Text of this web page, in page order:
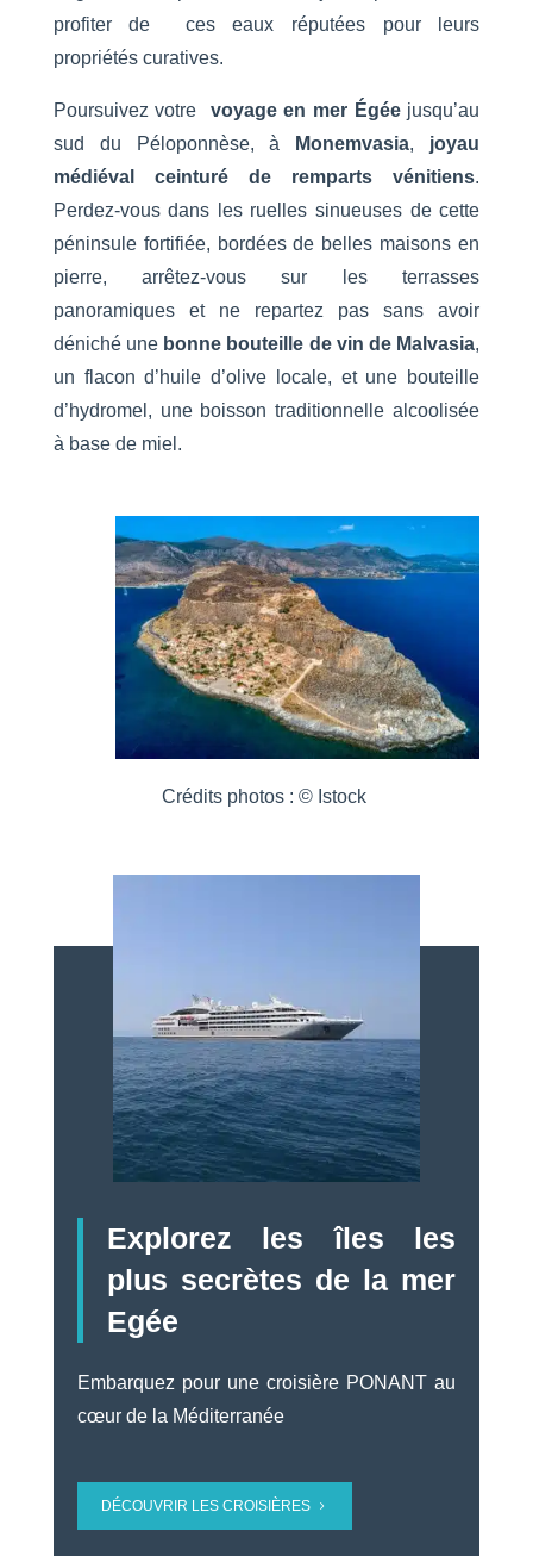
profiter de ces eaux réputées pour leurs
propriétés curatives.
Poursuivez votre voyage en mer Égéejusqu’au
sud du Péloponnèse, à
Monemvasia, joyau
médiéval ceinturé de remparts vénitiens.
Perdez-vous dans les ruelles sinueuses de cette
péninsule fortifiée, bordées de belles maisons en
pierre, arrêtez-vous sur les terrasses
panoramiques et ne repartez pas sans avoir
déniché une bonne bouteille de vin de Malvasia,
un flacon d’huile d’olive locale, et une bouteille
d’hydromel, une boisson traditionnelle alcoolisée
à base de miel.
Crédits photos : © Istock
Explorez les îles les
plus secrètes de la mer
Egée
Embarquez pour une croisière PONANT au
cœur de la Méditerranée
DÉCOUVRIR LES CROISIÈRES